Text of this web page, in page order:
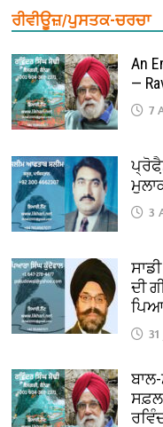
ਰੀਵੀਊਜ਼/ਪੁਸਤਕ-ਚਰਚਾ
An
—
7
3
ਦੀ
ਸਫ਼ਲ